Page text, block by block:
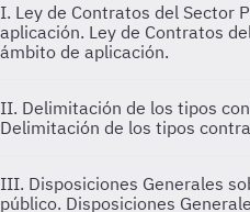
I. Ley de Contratos del Sector
aplicación. Ley de Contratos
ámbito de aplicación.
II. Delimitación de los tipos
Delimitación de los tipos
III. Disposiciones Generales
público. Disposiciones